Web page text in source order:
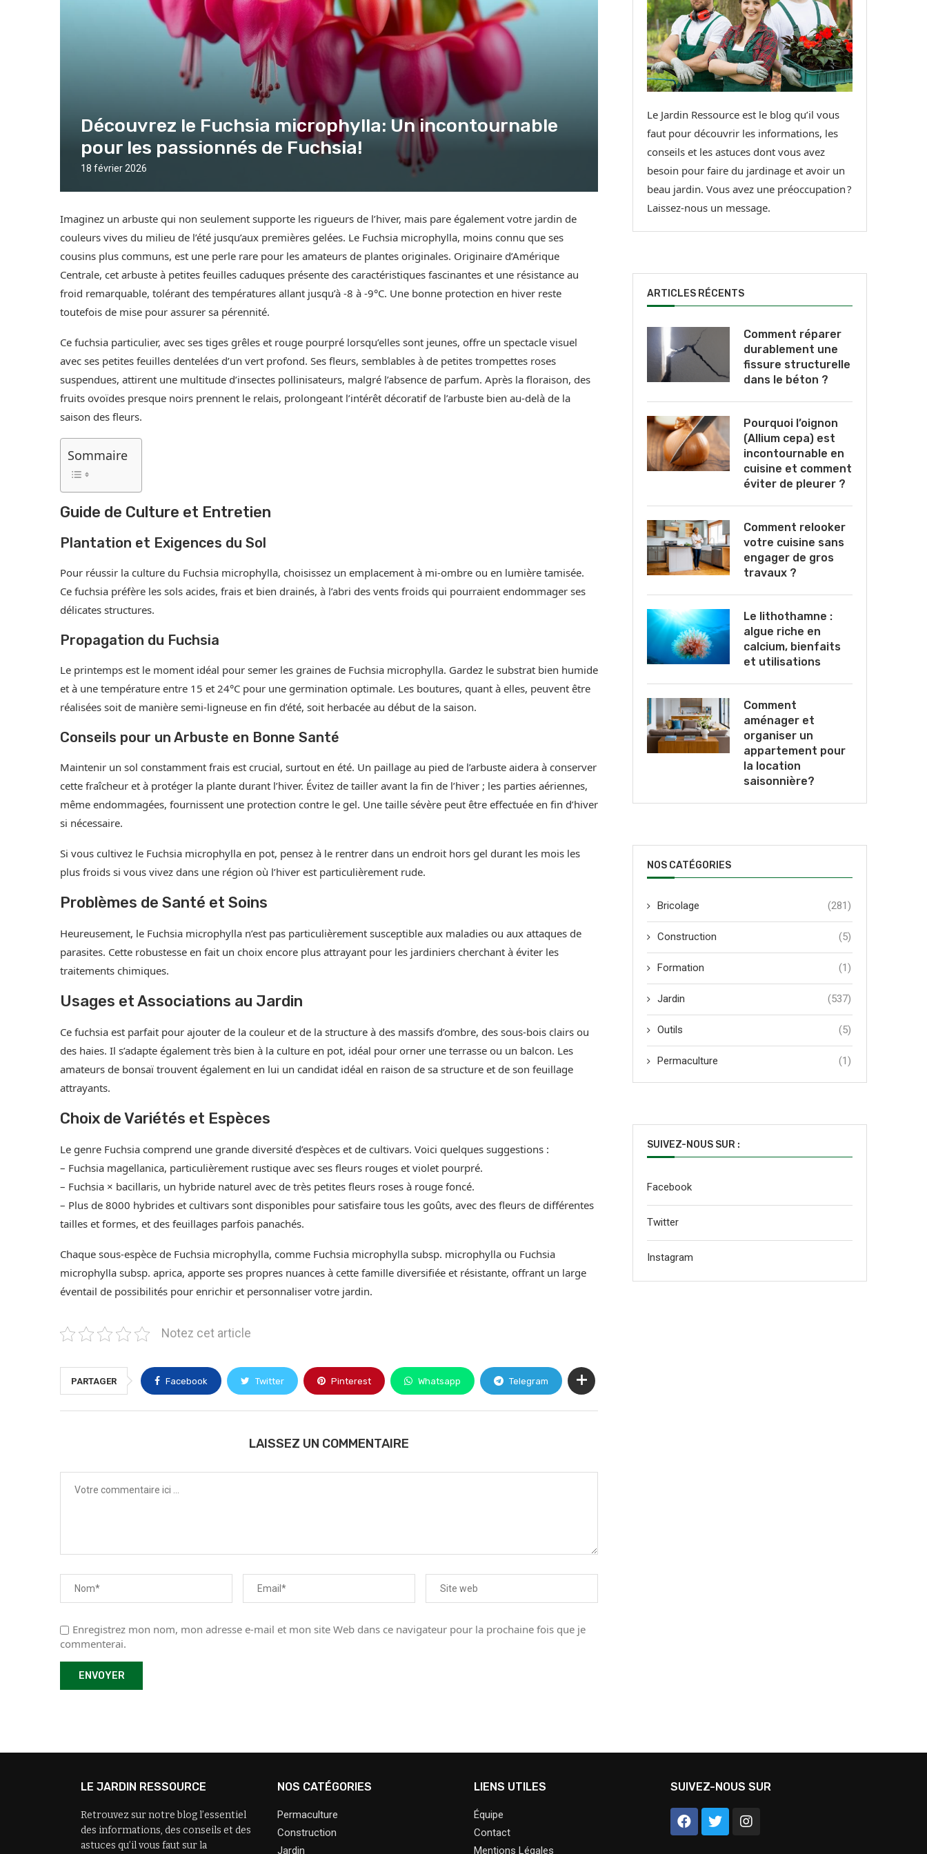
Découvrez le Fuchsia microphylla: Un incontournable
pour les passionnés de Fuchsia!
18 février 2026
Imaginez un arbuste qui non seulement supporte les rigueurs de l’hiver, mais pare également votre jardin de
couleurs vives du milieu de l’été jusqu’aux premières gelées. Le Fuchsia microphylla, moins connu que ses
cousins plus communs, est une perle rare pour les amateurs de plantes originales. Originaire d’Amérique
Centrale, cet arbuste à petites feuilles caduques présente des caractéristiques fascinantes et une résistance au
froid remarquable, tolérant des températures allant jusqu’à -8 à -9°C. Une bonne protection en hiver reste
toutefois de mise pour assurer sa pérennité.
Ce fuchsia particulier, avec ses tiges grêles et rouge pourpré lorsqu’elles sont jeunes, offre un spectacle visuel
avec ses petites feuilles dentelées d’un vert profond. Ses fleurs, semblables à de petites trompettes roses
suspendues, attirent une multitude d’insectes pollinisateurs, malgré l’absence de parfum. Après la floraison, des
fruits ovoïdes presque noirs prennent le relais, prolongeant l’intérêt décoratif de l’arbuste bien au-delà de la
saison des fleurs.
Sommaire
Guide de Culture et Entretien
Plantation et Exigences du Sol
Pour réussir la culture du Fuchsia microphylla, choisissez un emplacement à mi-ombre ou en lumière tamisée.
Ce fuchsia préfère les sols acides, frais et bien drainés, à l’abri des vents froids qui pourraient endommager ses
délicates structures.
Propagation du Fuchsia
Le printemps est le moment idéal pour semer les graines de Fuchsia microphylla. Gardez le substrat bien humide
et à une température entre 15 et 24°C pour une germination optimale. Les boutures, quant à elles, peuvent être
réalisées soit de manière semi-ligneuse en fin d’été, soit herbacée au début de la saison.
Conseils pour un Arbuste en Bonne Santé
Maintenir un sol constamment frais est crucial, surtout en été. Un paillage au pied de l’arbuste aidera à conserver
cette fraîcheur et à protéger la plante durant l’hiver. Évitez de tailler avant la fin de l’hiver ; les parties aériennes,
même endommagées, fournissent une protection contre le gel. Une taille sévère peut être effectuée en fin d’hiver
si nécessaire.
Si vous cultivez le Fuchsia microphylla en pot, pensez à le rentrer dans un endroit hors gel durant les mois les
plus froids si vous vivez dans une région où l’hiver est particulièrement rude.
Problèmes de Santé et Soins
Heureusement, le Fuchsia microphylla n’est pas particulièrement susceptible aux maladies ou aux attaques de
parasites. Cette robustesse en fait un choix encore plus attrayant pour les jardiniers cherchant à éviter les
traitements chimiques.
Usages et Associations au Jardin
Ce fuchsia est parfait pour ajouter de la couleur et de la structure à des massifs d’ombre, des sous-bois clairs ou
des haies. Il s’adapte également très bien à la culture en pot, idéal pour orner une terrasse ou un balcon. Les
amateurs de bonsaï trouvent également en lui un candidat idéal en raison de sa structure et de son feuillage
attrayants.
Choix de Variétés et Espèces
Le genre Fuchsia comprend une grande diversité d’espèces et de cultivars. Voici quelques suggestions :
– Fuchsia magellanica, particulièrement rustique avec ses fleurs rouges et violet pourpré.
– Fuchsia × bacillaris, un hybride naturel avec de très petites fleurs roses à rouge foncé.
– Plus de 8000 hybrides et cultivars sont disponibles pour satisfaire tous les goûts, avec des fleurs de différentes
tailles et formes, et des feuillages parfois panachés.
Chaque sous-espèce de Fuchsia microphylla, comme Fuchsia microphylla subsp. microphylla ou Fuchsia
microphylla subsp. aprica, apporte ses propres nuances à cette famille diversifiée et résistante, offrant un large
éventail de possibilités pour enrichir et personnaliser votre jardin.
Notez cet article
PARTAGER Facebook Twitter Pinterest Whatsapp Telegram
LAISSEZ UN COMMENTAIRE
Enregistrez mon nom, mon adresse e-mail et mon site Web dans ce navigateur pour la prochaine fois que je
commenterai.
Le Jardin Ressource est le blog qu’il vous
faut pour découvrir les informations, les
conseils et les astuces dont vous avez
besoin pour faire du jardinage et avoir un
beau jardin. Vous avez une préoccupation ?
Laissez-nous un message.
ARTICLES RÉCENTS
Comment réparer
durablement une
fissure structurelle
dans le béton ?
Pourquoi l’oignon
(Allium cepa) est
incontournable en
cuisine et comment
éviter de pleurer ?
Comment relooker
votre cuisine sans
engager de gros
travaux ?
Le lithothamne :
algue riche en
calcium, bienfaits
et utilisations
Comment
aménager et
organiser un
appartement pour
la location
saisonnière?
NOS CATÉGORIES
Bricolage (281)
Construction (5)
Formation (1)
Jardin (537)
Outils (5)
Permaculture (1)
SUIVEZ-NOUS SUR :
Facebook
Twitter
Instagram
LE JARDIN RESSOURCE
Retrouvez sur notre blog l’essentiel
des informations, des conseils et des
astuces qu’il vous faut sur la
NOS CATÉGORIES
Permaculture
Construction
Jardin
LIENS UTILES
Équipe
Contact
Mentions Légales
SUIVEZ-NOUS SUR